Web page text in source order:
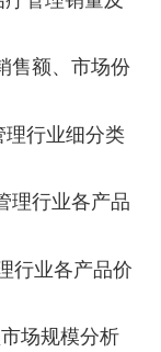
售额、市场份
理行业细分类
理行业各产品
行业各产品价
场规模分析